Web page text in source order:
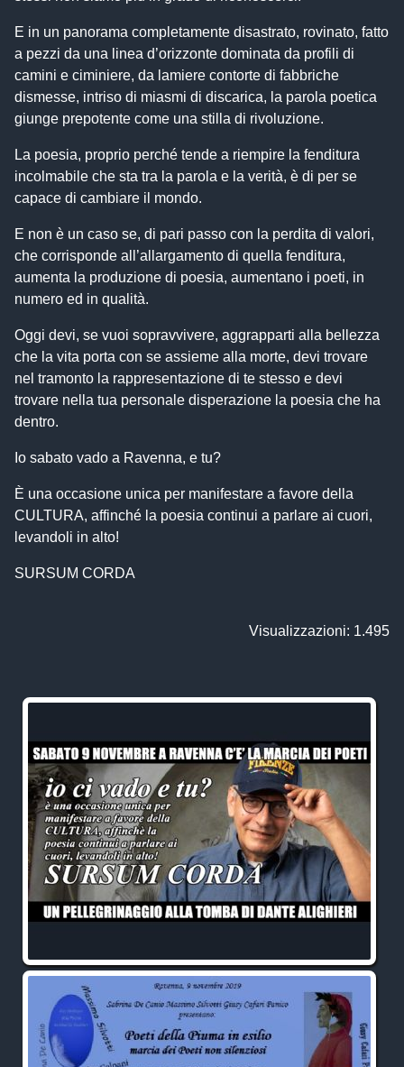
E in un panorama completamente disastrato, rovinato, fatto
a pezzi da una linea d’orizzonte dominata da profili di
camini e ciminiere, da lamiere contorte di fabbriche
dismesse, intriso di miasmi di discarica, la parola poetica
giunge prepotente come una stilla di rivoluzione.
La poesia, proprio perché tende a riempire la fenditura
incolmabile che sta tra la parola e la verità, è di per se
capace di cambiare il mondo.
E non è un caso se, di pari passo con la perdita di valori,
che corrisponde all’allargamento di quella fenditura,
aumenta la produzione di poesia, aumentano i poeti, in
numero ed in qualità.
Oggi devi, se vuoi sopravvivere, aggrapparti alla bellezza
che la vita porta con se assieme alla morte, devi trovare
nel tramonto la rappresentazione di te stesso e devi
trovare nella tua personale disperazione la poesia che ha
dentro.
Io sabato vado a Ravenna, e tu?
È una occasione unica per manifestare a favore della
CULTURA, affinché la poesia continui a parlare ai cuori,
levandoli in alto!
SURSUM CORDA
Visualizzazioni: 1.495